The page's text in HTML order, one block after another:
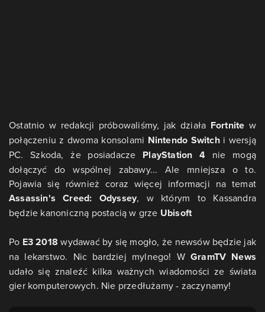
Ostatnio w redakcji próbowaliśmy, jak działa Fortnite w
połączeniu z dwoma konsolami Nintendo Switchi wersją
PC. Szkoda, że posiadacze PlayStation 4 nie mogą
dołączyć do wspólnej zabawy... Ale mniejsza o to.
Pojawia się również coraz więcej informacji na temat
Assassin's Creed: Odyssey, w którym to Kassandra
będzie kanoniczną postacią w grze Ubisoft
Po E3 2018 wydawać by się mogło, że newsów będzie jak
na lekarstwo. Nic bardziej mylnego! W GramTV News
udało się znaleźć kilka ważnych wiadomości ze świata
gier komputerowych. Nie przedłużamy - zaczynamy!